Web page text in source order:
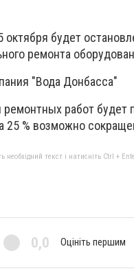
октября будет
ремонта
"Вода Донбасса"
работ будет
25 % возможно
текст і натисніть Ctrl +
0,0 Оцініть першим